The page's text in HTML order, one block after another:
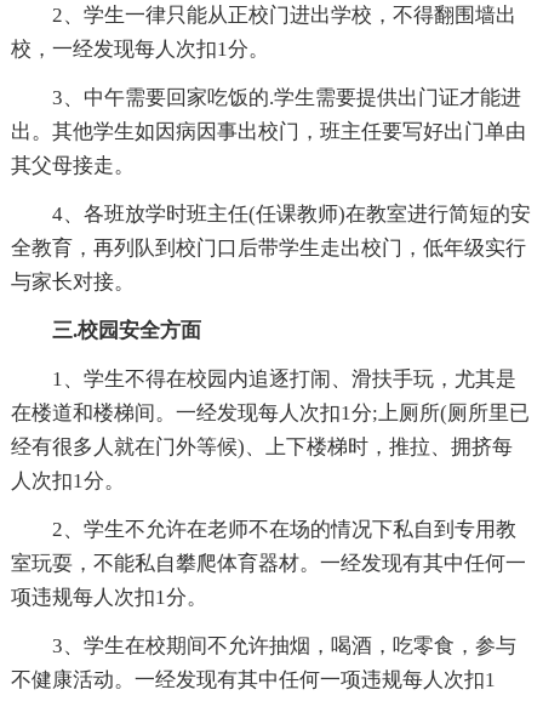
2、学生一律只能从正校门进出学校，不得翻围墙出
校，一经发现每人次扣1分。
3、中午需要回家吃饭的.学生需要提供出门证才能进
出。其他学生如因病因事出校门，班主任要写好出门单由
其父母接走。
4、各班放学时班主任(任课教师)在教室进行简短的安
全教育，再列队到校门口后带学生走出校门，低年级实行
与家长对接。
三.校园安全方面
1、学生不得在校园内追逐打闹、滑扶手玩，尤其是
在楼道和楼梯间。一经发现每人次扣1分;上厕所(厕所里已
经有很多人就在门外等候)、上下楼梯时，推拉、拥挤每
人次扣1分。
2、学生不允许在老师不在场的情况下私自到专用教
室玩耍，不能私自攀爬体育器材。一经发现有其中任何一
项违规每人次扣1分。
3、学生在校期间不允许抽烟，喝酒，吃零食，参与
不健康活动。一经发现有其中任何一项违规每人次扣1